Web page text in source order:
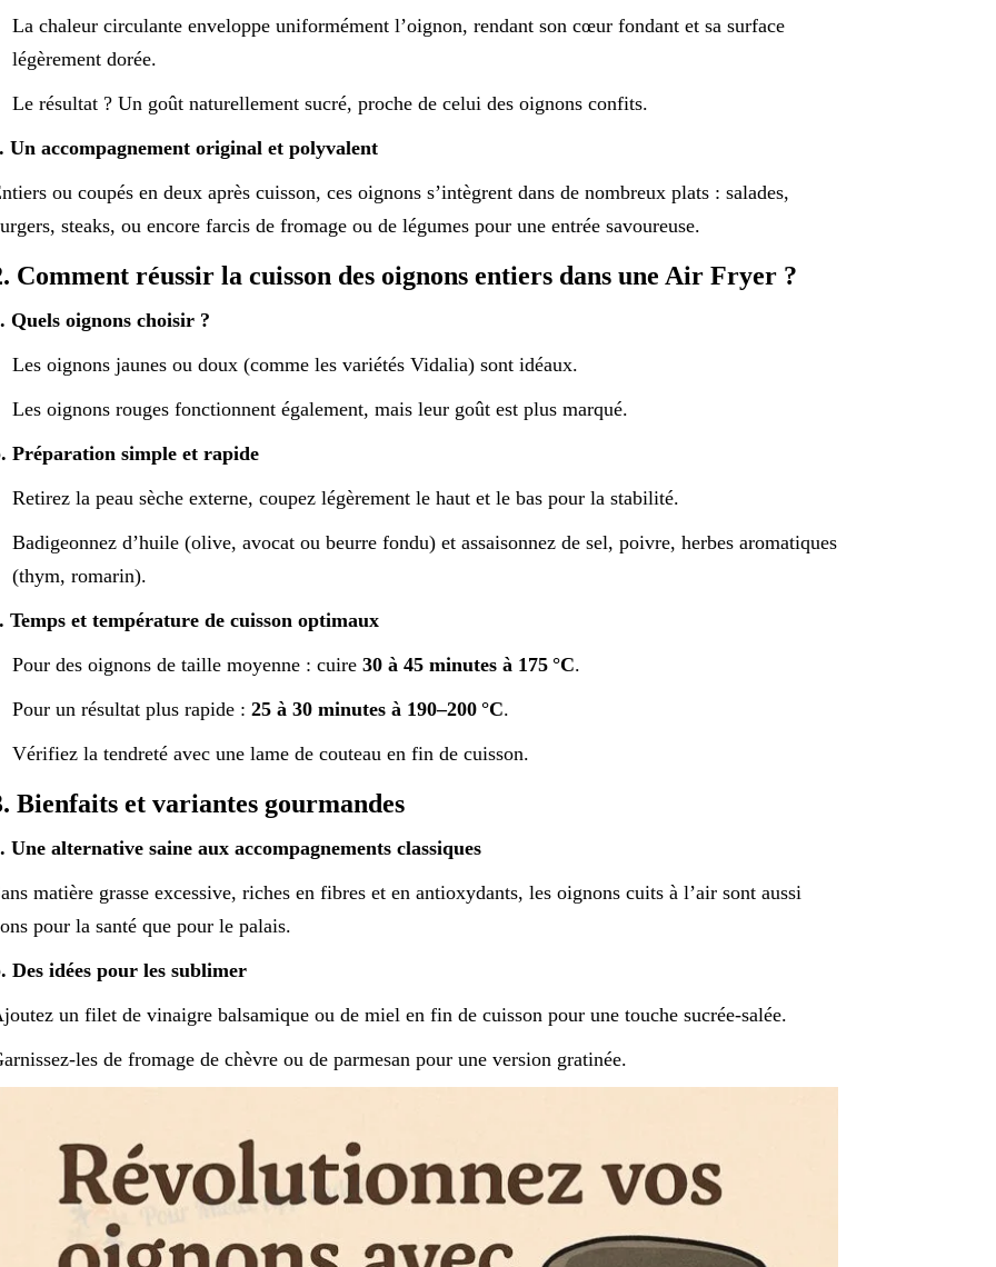
La chaleur circulante enveloppe uniformément l’oignon, rendant son cœur fondant et sa surface
légèrement dorée.
Le résultat ? Un goût naturellement sucré, proche de celui des oignons confits.
Un accompagnement original et polyvalent
ou coupés en deux après cuisson, ces oignons s’intègrent dans de nombreux plats : salades,
steaks, ou encore farcis de fromage ou de légumes pour une entrée savoureuse.
Comment réussir la cuisson des oignons entiers dans une Air Fryer ?
Quels oignons choisir ?
Les oignons jaunes ou doux (comme les variétés Vidalia) sont idéaux.
Les oignons rouges fonctionnent également, mais leur goût est plus marqué.
Préparation simple et rapide
Retirez la peau sèche externe, coupez légèrement le haut et le bas pour la stabilité.
Badigeonnez d’huile (olive, avocat ou beurre fondu) et assaisonnez de sel, poivre, herbes aromatiques
(thym, romarin).
Temps et température de cuisson optimaux
Pour des oignons de taille moyenne : cuire 30 à 45 minutes à 175 °C.
Pour un résultat plus rapide : 25 à 30 minutes à 190–200 °C.
Vérifiez la tendreté avec une lame de couteau en fin de cuisson.
Bienfaits et variantes gourmandes
Une alternative saine aux accompagnements classiques
matière grasse excessive, riches en fibres et en antioxydants, les oignons cuits à l’air sont aussi
pour la santé que pour le palais.
Des idées pour les sublimer
un filet de vinaigre balsamique ou de miel en fin de cuisson pour une touche sucrée-salée.
les de fromage de chèvre ou de parmesan pour une version gratinée.